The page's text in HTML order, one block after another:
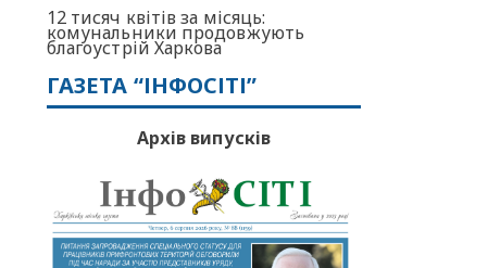
12 тисяч квітів за місяць:
комунальники продовжують
благоустрій Харкова
ГАЗЕТА “ІНФОСІТІ”
Архів випусків